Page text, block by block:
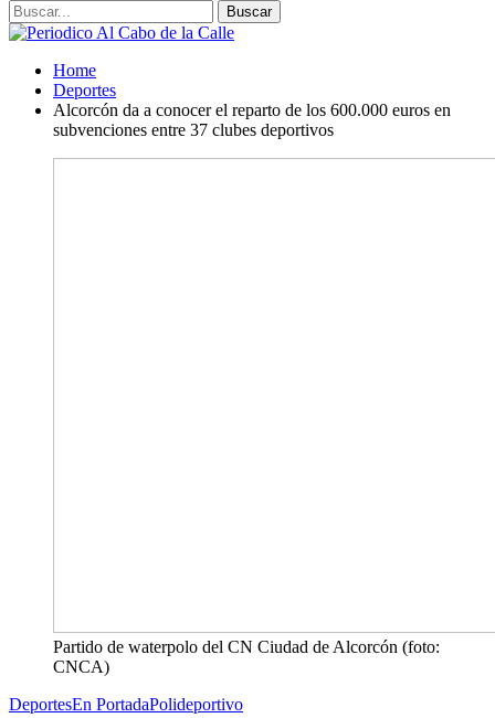
Home
Deportes
Alcorcón da a conocer el reparto de los 600.000 euros en
subvenciones entre 37 clubes deportivos
Partido de waterpolo del CN Ciudad de Alcorcón (foto:
CNCA)
DeportesEn PortadaPolideportivo